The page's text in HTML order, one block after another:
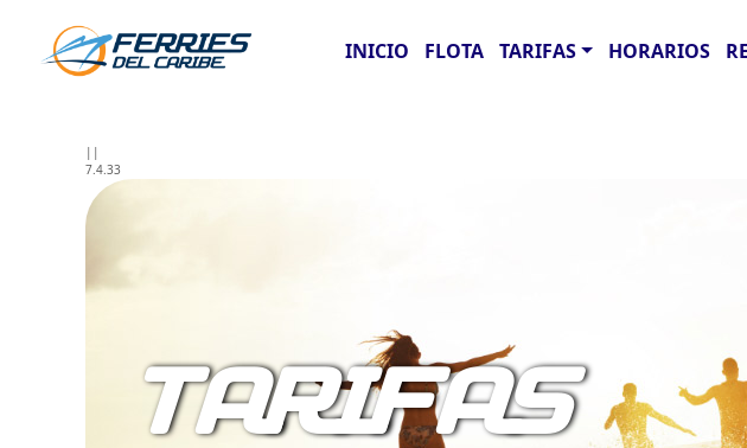
INICIO FLOTA TARIFAS HORARIOS
||
7.4.33
TARIFAS